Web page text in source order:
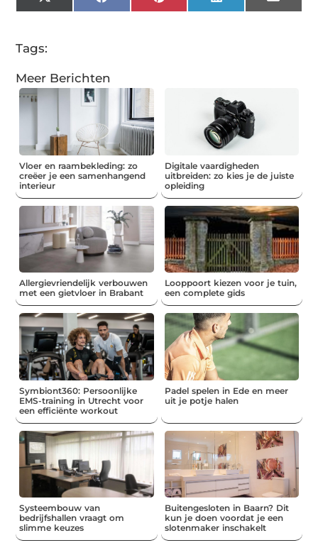
(Twitter)
Tags:
Meer Berichten
Vloer en raambekleding: zo
creëer je een samenhangend
interieur
Digitale vaardigheden
uitbreiden: zo kies je de juiste
opleiding
Allergievriendelijk verbouwen
met een gietvloer in Brabant
Looppoort kiezen voor je tuin,
een complete gids
Symbiont360: Persoonlijke
EMS-training in Utrecht voor
een efficiënte workout
Padel spelen in Ede en meer
uit je potje halen
Systeembouw van
bedrijfshallen vraagt om
slimme keuzes
Buitengesloten in Baarn? Dit
kun je doen voordat je een
slotenmaker inschakelt